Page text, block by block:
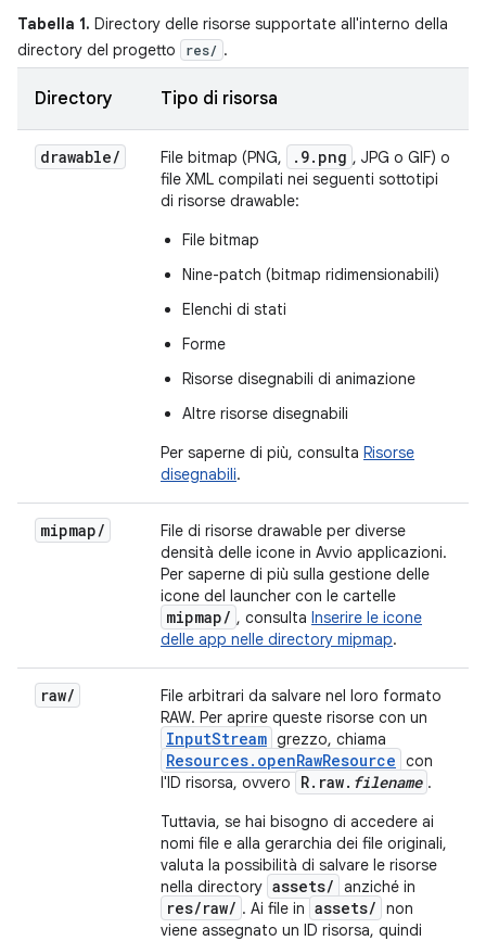
Tabella 1. Directory delle risorse supportate all'interno della
directory del progetto
res/ .
Directory Tipo di risorsa
drawable/ File bitmap (PNG, .9.png , JPG o GIF) o
file XML compilati nei seguenti sottotipi
di risorse drawable:
File bitmap
Nine-patch (bitmap ridimensionabili)
Elenchi di stati
Forme
Risorse disegnabili di animazione
Altre risorse disegnabili
Per saperne di più, consulta Risorse
disegnabili.
mipmap/
File di risorse drawable per diverse
densità delle icone in Avvio applicazioni.
Per saperne di più sulla gestione delle
icone del launcher con le cartelle
mipmap/ , consulta Inserire le icone
delle app nelle directory mipmap.
raw/
File arbitrari da salvare nel loro formato
RAW. Per aprire queste risorse con un
InputStream grezzo, chiama
Resources.openRawResource con
l'ID risorsa, ovvero
R.raw. filename .
Tuttavia, se hai bisogno di accedere ai
nomi file e alla gerarchia dei file originali,
valuta la possibilità di salvare le risorse
nella directory assets/ anziché in
res/raw/ . Ai file in assets/ non
viene assegnato un ID risorsa, quindi